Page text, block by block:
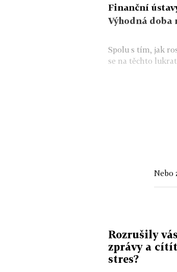
Finanční
Výhodná
Spolu s tím, jak
se na těchto
Nebo
Rozrušily vás
zprávy a
stres?